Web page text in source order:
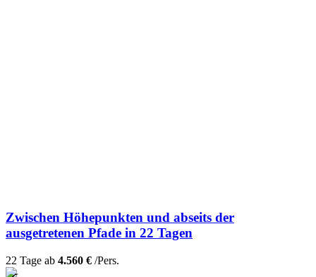
Zwischen Höhepunkten und abseits der
ausgetretenen Pfade in 22 Tagen
22 Tage ab 4.560 € /Pers.